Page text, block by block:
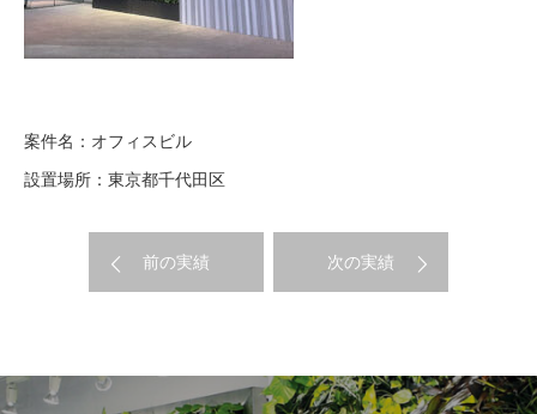
案件名：オフィスビル
設置場所：東京都千代田区
前の実績 次の実績